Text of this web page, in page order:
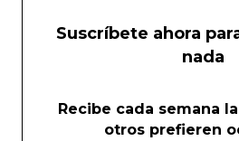
Suscríbete ahora
nada
Recibe cada semana
otros prefieren